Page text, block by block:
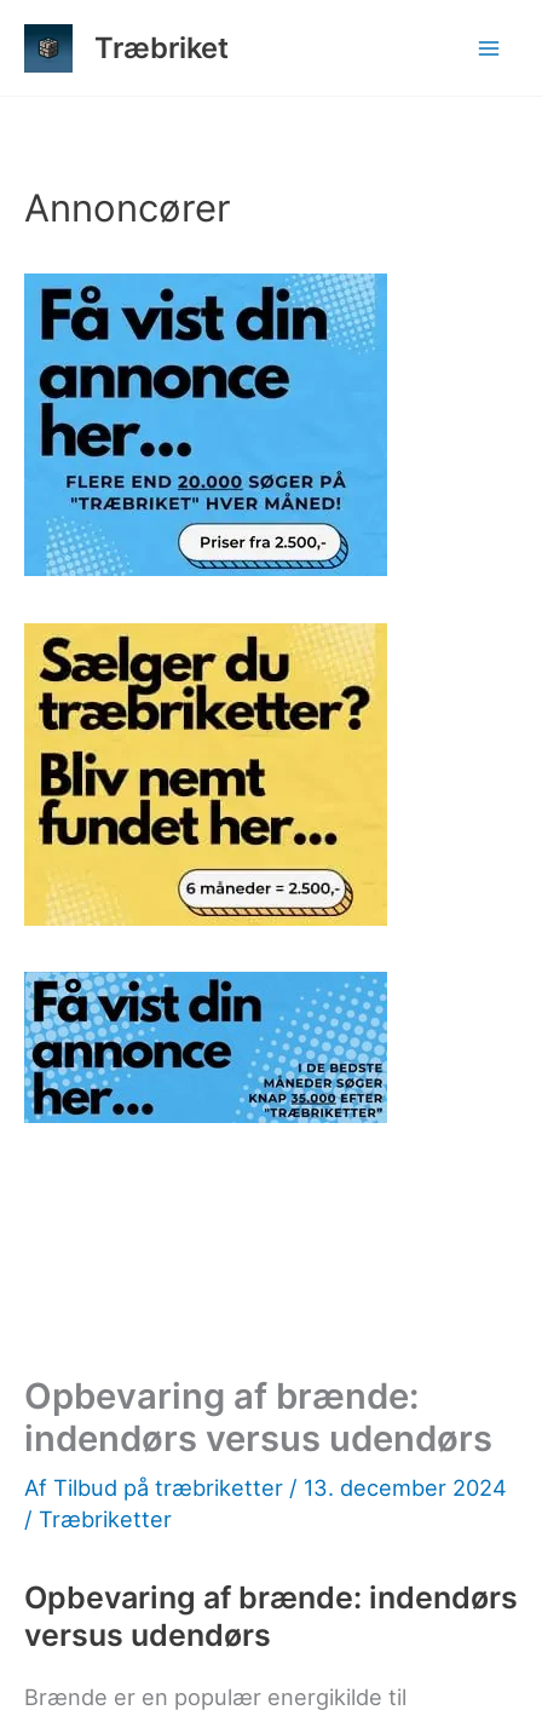
Træbriket
Annoncører
Opbevaring af brænde:
indendørs versus udendørs
Af Tilbud på træbriketter / 13. december 2024
/ Træbriketter
Opbevaring af brænde: indendørs
versus udendørs
Brænde er en populær energikilde til